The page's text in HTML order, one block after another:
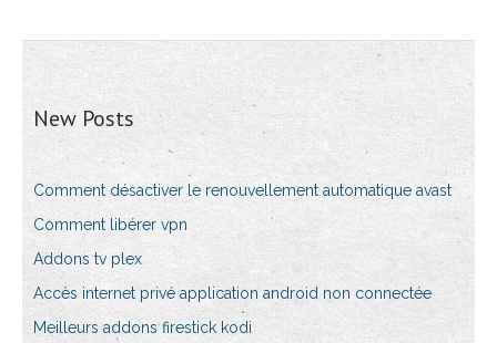
New Posts
Comment désactiver le renouvellement automatique avast
Comment libérer vpn
Addons tv plex
Accès internet privé application android non connectée
Meilleurs addons firestick kodi